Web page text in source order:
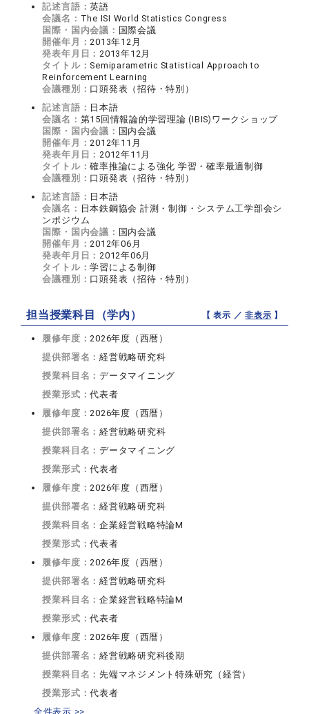
記述言語：英語
会議名： The ISI World Statistics Congress
国際・国内会議： 国際会議
開催年月： 2013年12月
発表年月日： 2013年12月
タイトル： Semiparametric Statistical Approach to
Reinforcement Learning
会議種別： 口頭発表（招待・特別）
記述言語： 日本語
会議名： 第15回情報論的学習理論 (IBIS)ワークショップ
国際・国内会議： 国内会議
開催年月： 2012年11月
発表年月日： 2012年11月
タイトル：確率推論による強化 学習・確率最適制御
会議種別： 口頭発表（招待・特別）
記述言語： 日本語
会議名： 日本鉄鋼協会 計測・制御・システム工学部会シ
ンポジウム
国際・国内会議： 国内会議
開催年月： 2012年06月
発表年月日： 2012年06月
タイトル：学習による制御
会議種別： 口頭発表（招待・特別）
担当授業科目（学内） 【 表示 ／非表示 】
履修年度： 2026年度（西暦）
提供部署名：経営戦略研究科
授業科目名：データマイニング
授業形式：代表者
履修年度： 2026年度（西暦）
提供部署名：経営戦略研究科
授業科目名：データマイニング
授業形式：代表者
履修年度： 2026年度（西暦）
提供部署名：経営戦略研究科
授業科目名：企業経営戦略特論M
授業形式：代表者
履修年度： 2026年度（西暦）
提供部署名：経営戦略研究科
授業科目名：企業経営戦略特論M
授業形式：代表者
履修年度： 2026年度（西暦）
提供部署名：経営戦略研究科後期
授業科目名：先端マネジメント特殊研究（経営）
授業形式：代表者
全件表示 >>